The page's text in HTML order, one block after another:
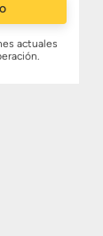
actuales